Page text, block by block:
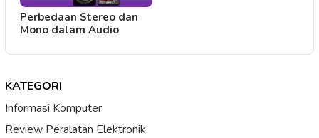
Perbedaan Stereo dan
Mono dalam Audio
KATEGORI
Informasi Komputer
Review Peralatan Elektronik